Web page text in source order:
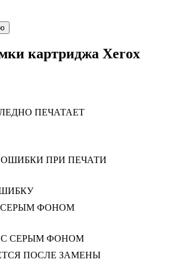
картриджа Xerox
ПЕЧАТАЕТ
ПРИ ПЕЧАТИ
СЕРЫМ ФОНОМ
ПОСЛЕ ЗАМЕНЫ